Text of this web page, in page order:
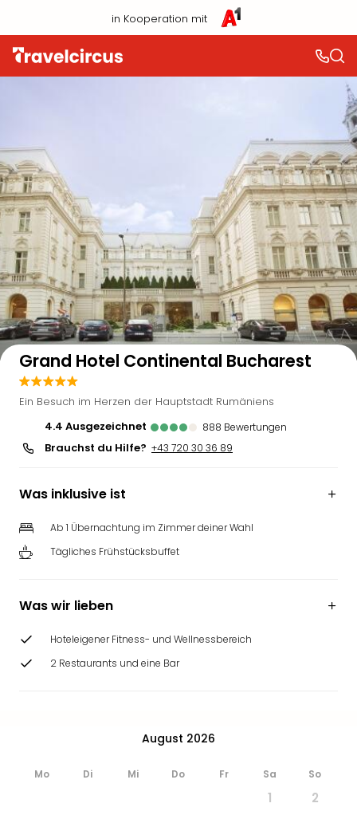
in Kooperation mit
Auf der Karte anzeigen
Grand Hotel Continental Bucharest
Ein Besuch im Herzen der Hauptstadt Rumäniens
4.4
ausgezeichnet 888 Bewertungen
Brauchst du Hilfe? +43 720 30 36 89
Was inklusive ist
Ab 1 Übernachtung im Zimmer deiner Wahl
Tägliches Frühstücksbuffet
Was wir lieben
Hoteleigener Fitness- und Wellnessbereich
2 Restaurants und eine Bar
August 2026
Mo Di Mi Do Fr Sa So
1
2